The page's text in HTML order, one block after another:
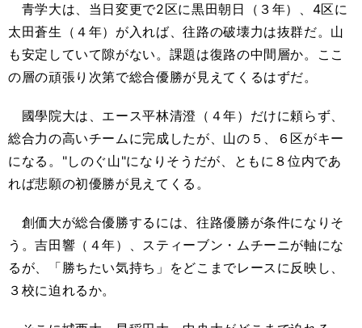
青学大は、当日変更で2区に黒田朝日（３年）、4区に
太田蒼生（４年）が入れば、往路の破壊力は抜群だ。山
も安定していて隙がない。課題は復路の中間層か。ここ
の層の頑張り次第で総合優勝が見えてくるはずだ。
國學院大は、エース平林清澄（４年）だけに頼らず、
総合力の高いチームに完成したが、山の５、６区がキー
になる。"しのぐ山"になりそうだが、ともに８位内であ
れば悲願の初優勝が見えてくる。
創価大が総合優勝するには、往路優勝が条件になりそ
う。吉田響（４年）、スティーブン・ムチーニが軸にな
るが、「勝ちたい気持ち」をどこまでレースに反映し、
３校に迫れるか。